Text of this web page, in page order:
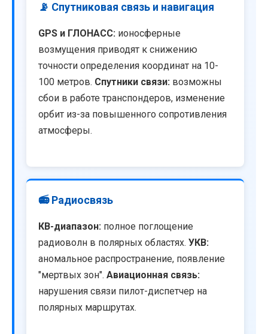
📡 Спутниковая связь и навигация
GPS и ГЛОНАСС: ионосферные
возмущения приводят к снижению
точности определения координат на 10-
100 метров. Спутники связи: возможны
сбои в работе транспондеров, изменение
орбит из-за повышенного сопротивления
атмосферы.
📻 Радиосвязь
КВ-диапазон: полное поглощение
радиоволн в полярных областях. УКВ:
аномальное распространение, появление
"мертвых зон". Авиационная связь:
нарушения связи пилот-диспетчер на
полярных маршрутах.